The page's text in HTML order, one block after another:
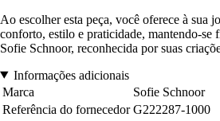
Ao escolher esta peça, você oferece à sua
conforto, estilo e praticidade, mantendo-se
Sofie Schnoor, reconhecida por suas
Informações adicionais
Marca
Sofie Schnoor
Referência do fornecedor G222287-1000